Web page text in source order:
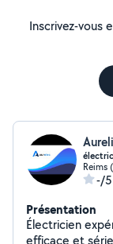
Inscrivez-vous
Reims
-/5
Présentation
Électricien expérimenté Vous
efficace et